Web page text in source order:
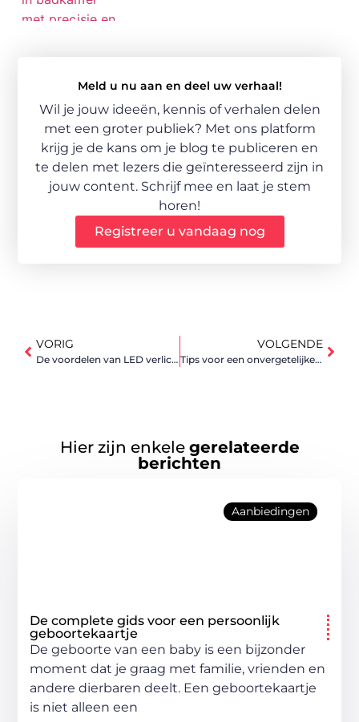
Meld u nu aan en deel uw verhaal!
Wil je jouw ideeën, kennis of verhalen delen
met een groter publiek? Met ons platform
krijg je de kans om je blog te publiceren en
te delen met lezers die geïnteresseerd zijn in
jouw content. Schrijf mee en laat je stem
horen!
Registreer u vandaag nog
VORIG
De voordelen van LED verlichting in kantoren en werkplaatsen
VOLGENDE
Tips voor een onvergetelijke vakantie in Oostenrijk buiten het hoogseizoen
Hier zijn enkele gerelateerde
berichten
Aanbiedingen
De complete gids voor een persoonlijk
geboortekaartje
De geboorte van een baby is een bijzonder
moment dat je graag met familie, vrienden en
andere dierbaren deelt. Een geboortekaartje
is niet alleen een